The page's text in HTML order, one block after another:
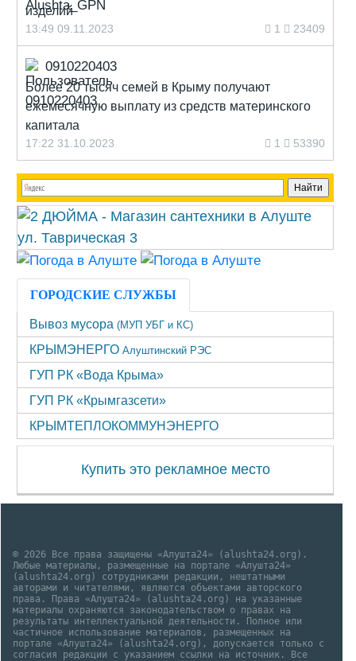
изделий
13:49 09.11.2023 1 23409
0910220403
Более 20 тысяч семей в Крыму получают
ежемесячную выплату из средств материнского
капитала
17:22 31.10.2023 1 53390
ГОРОДСКИЕ СЛУЖБЫ
Вывоз мусора (МУП УБГ и КС)
КРЫМЭНЕРГО Алуштинский РЭС
ГУП РК «Вода Крыма»
ГУП РК «Крымгазсети»
КРЫМТЕПЛОКОММУНЭНЕРГО
Купить это рекламное место
© 2026 Все права защищены «Алушта24» (alushta24.org).
Любые материалы, размещенные на портале «Алушта24»
(alushta24.org) сотрудниками редакции, нештатными
авторами и читателями, являются объектами авторского
права. Права «Алушта24» (alushta24.org) на указанные
материалы охраняются законодательством о правах на
результаты интеллектуальной деятельности. Полное или
частичное использование материалов, размещенных на
портале «Алушта24» (alushta24.org), допускается только с
согласия редакции с указанием ссылки на источник. Все